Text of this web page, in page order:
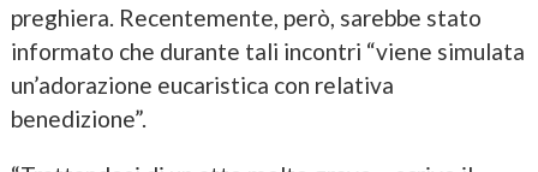
preghiera. Recentemente, però, sarebbe stato
informato che durante tali incontri “viene simulata
un’adorazione eucaristica con relativa
benedizione”.